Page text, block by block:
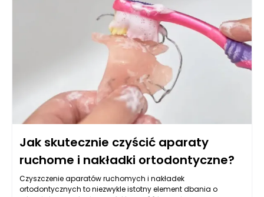
Jak skutecznie czyścić aparaty
ruchome i nakładki ortodontyczne?
Czyszczenie aparatów ruchomych i nakładek
ortodontycznych to niezwykle istotny element dbania o